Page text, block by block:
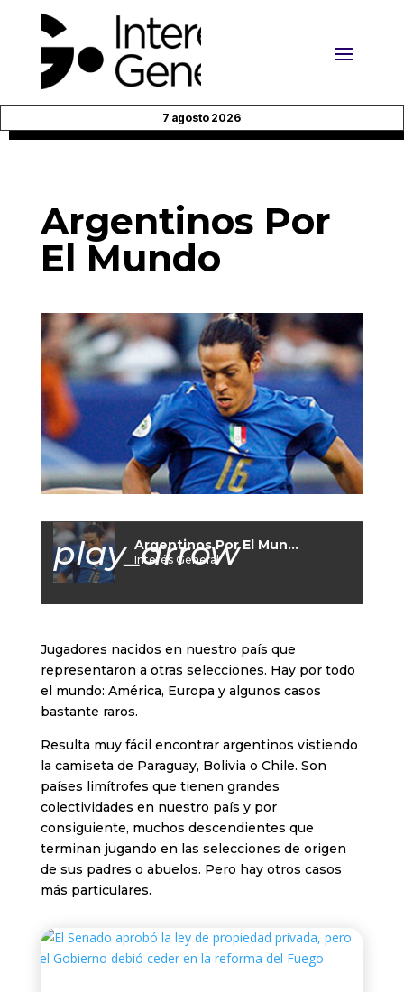
7 agosto 2026
Argentinos Por
El Mundo
play_arrow Argentinos Por El Mundo
Interés General
Jugadores nacidos en nuestro país que
representaron a otras selecciones. Hay por todo
el mundo: América, Europa y algunos casos
bastante raros.
Resulta muy fácil encontrar argentinos vistiendo
la camiseta de Paraguay, Bolivia o Chile. Son
países limítrofes que tienen grandes
colectividades en nuestro país y por
consiguiente, muchos descendientes que
terminan jugando en las selecciones de origen
de sus padres o abuelos. Pero hay otros casos
más particulares.